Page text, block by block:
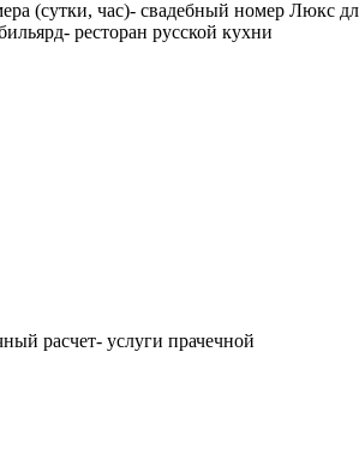
(сутки, час)- свадебный номер Люкс
ресторан русской кухни
расчет- услуги прачечной